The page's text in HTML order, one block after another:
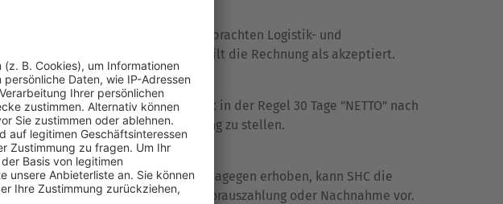
gelieferten Produkte sowie die erbrachten Logistik- und
erheben. Unterlässt er dies, gilt die Rechnung als akzeptiert.
Das Zahlungsziel beträgt in der Regel 30 Tage "NETTO" nach
von mind. 5% in Rechnung zu stellen.
begründete Einwände dagegen erhoben, kann SHC die
zudem die Lieferung gegen Vorauszahlung oder Nachnahme vor.